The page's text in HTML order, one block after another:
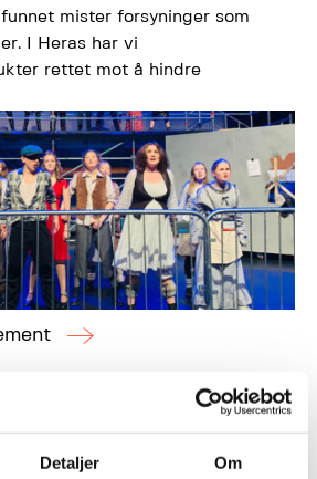
Detaljer Om
mister forsyninger som
I Heras har vi
rettet mot å hindre
trygg sikring av
konserter, messe- og
og andre steder hvor det er